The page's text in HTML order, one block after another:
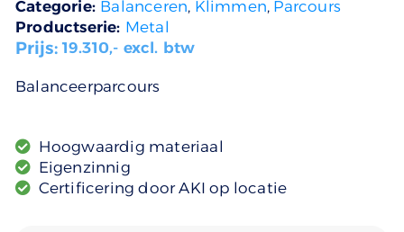
Categorie: Balanceren, Klimmen, Parcours
Productserie: Metal
Prijs:19.310,- excl. btw
Balanceerparcours
Hoogwaardig materiaal
Eigenzinnig
Certificering door AKI op locatie